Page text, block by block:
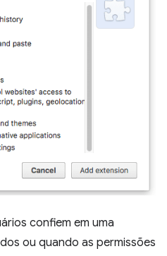
confiem em uma
ou quando as permissões